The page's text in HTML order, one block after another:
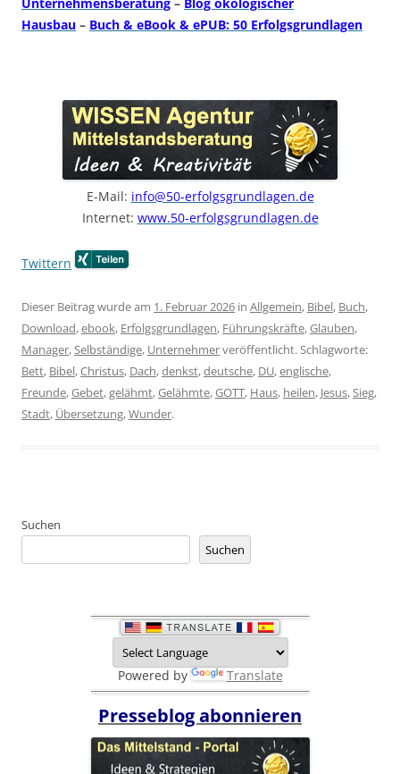
Hausbau – Buch & eBook & ePUB: 50 Erfolgsgrundlagen
E-Mail: info@50-erfolgsgrundlagen.de
Internet: www.50-erfolgsgrundlagen.de
Twittern
Dieser Beitrag wurde am 1. Februar 2026 in Allgemein, Bibel, Buch,
Download,ebook, Erfolgsgrundlagen, Führungskräfte,Glauben,
Manager,Selbständige, Unternehmerveröffentlicht. Schlagworte:
Bett, Bibel,Christus, Dach,denkst,deutsche, DU,englische,
Freunde,Gebet,gelähmt,Gelähmte,GOTT, Haus, heilen, Jesus,Sieg,
Stadt, Übersetzung,Wunder.
Suchen
Suchen
Powered by Translate
Presseblog abonnieren